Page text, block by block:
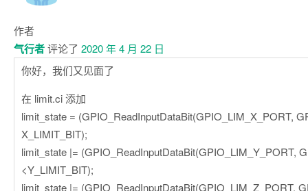
作者
气行者评论了 2020 年 4 月 22 日
你好，我们又见面了
在 limit.ci 添加
limit_state = (GPIO_ReadInputDataBit(GPIO_LIM_X_PORT,
X_LIMIT_BIT);
limit_state |= (GPIO_ReadInputDataBit(GPIO_LIM_Y_PORT,
<Y_LIMIT_BIT);
limit_state |= (GPIO_ReadInputDataBit(GPIO_LIM_Z_PORT,